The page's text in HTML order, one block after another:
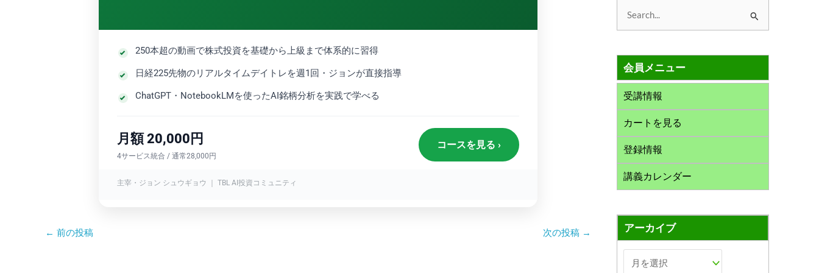
250本超の動画で株式投資を基礎から上級まで体系的に習得
日経225先物のリアルタイムデイトレを週1回・ジョンが直接指導
ChatGPT・NotebookLMを使ったAI銘柄分析を実践で学べる
月額 20,000円
4サービス統合 / 通常28,000円
コースを見る ›
主宰・ジョン シュウギョウ ｜ TBL AI投資コミュニティ
← 前の投稿 次の投稿 →
対
象会員メニュー
受講情報
カートを見る
登録情報
講義カレンダー
アーカイブ